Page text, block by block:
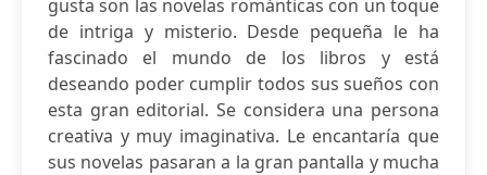
gusta son las novelas románticas con un toque
de intriga y misterio. Desde pequeña le ha
fascinado el mundo de los libros y está
deseando poder cumplir todos sus sueños con
esta gran editorial. Se considera una persona
creativa y muy imaginativa. Le encantaría que
sus novelas pasaran a la gran pantalla y mucha